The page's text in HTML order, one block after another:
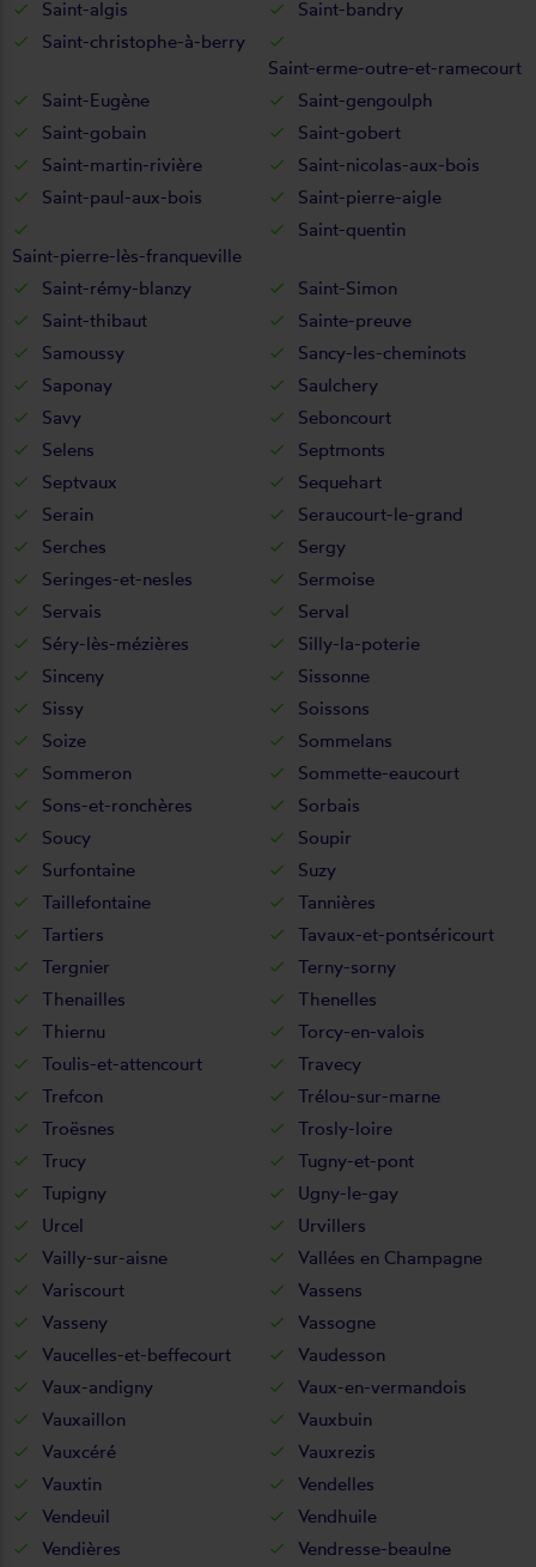
Saint-algis
Saint-bandry
Saint-christophe-à-berry
Saint-erme-outre-et-ramecourt
Saint-Eugène
Saint-gengoulph
Saint-gobain
Saint-gobert
Saint-martin-rivière
Saint-nicolas-aux-bois
Saint-paul-aux-bois
Saint-pierre-aigle
Saint-pierre-lès-franqueville
Saint-quentin
Saint-rémy-blanzy
Saint-Simon
Saint-thibaut
Sainte-preuve
Samoussy
Sancy-les-cheminots
Saponay
Saulchery
Savy
Seboncourt
Selens
Septmonts
Septvaux
Sequehart
Serain
Seraucourt-le-grand
Serches
Sergy
Seringes-et-nesles
Sermoise
Servais
Serval
Séry-lès-mézières
Silly-la-poterie
Sinceny
Sissonne
Sissy
Soissons
Soize
Sommelans
Sommeron
Sommette-eaucourt
Sons-et-ronchères
Sorbais
Soucy
Soupir
Surfontaine
Suzy
Taillefontaine
Tannières
Tartiers
Tavaux-et-pontséricourt
Tergnier
Terny-sorny
Thenailles
Thenelles
Thiernu
Torcy-en-valois
Toulis-et-attencourt
Travecy
Trefcon
Trélou-sur-marne
Troësnes
Trosly-loire
Trucy
Tugny-et-pont
Tupigny
Ugny-le-gay
Urcel
Urvillers
Vailly-sur-aisne
Vallées en Champagne
Variscourt
Vassens
Vasseny
Vassogne
Vaucelles-et-beffecourt
Vaudesson
Vaux-andigny
Vaux-en-vermandois
Vauxaillon
Vauxbuin
Vauxcéré
Vauxrezis
Vauxtin
Vendelles
Vendeuil
Vendhuile
Vendières
Vendresse-beaulne